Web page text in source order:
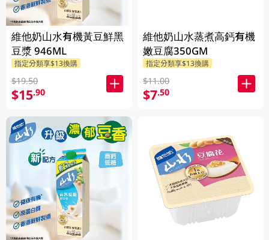
維他奶山水有機黃豆鮮黑
豆漿 946ML
指定分類享$13換購
$19.50
$15.90
維他奶山水蒸煮高鈣有機
嫩豆腐350GM
指定分類享$13換購
$11.00
$7.50